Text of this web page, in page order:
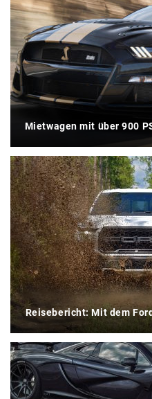
Mietwagen mit über 900
Reisebericht: Mit dem